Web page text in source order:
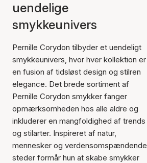
uendelige
smykkeunivers
Pernille Corydon tilbyder et uendeligt
smykkeunivers, hvor hver kollektion er
en fusion af tidsløst design og stilren
elegance. Det brede sortiment af
Pernille Corydon smykker fanger
opmærksomheden hos alle aldre og
inkluderer en mangfoldighed af trends
og stilarter. Inspireret af natur,
mennesker og verdensomspændende
steder formår hun at skabe smykker